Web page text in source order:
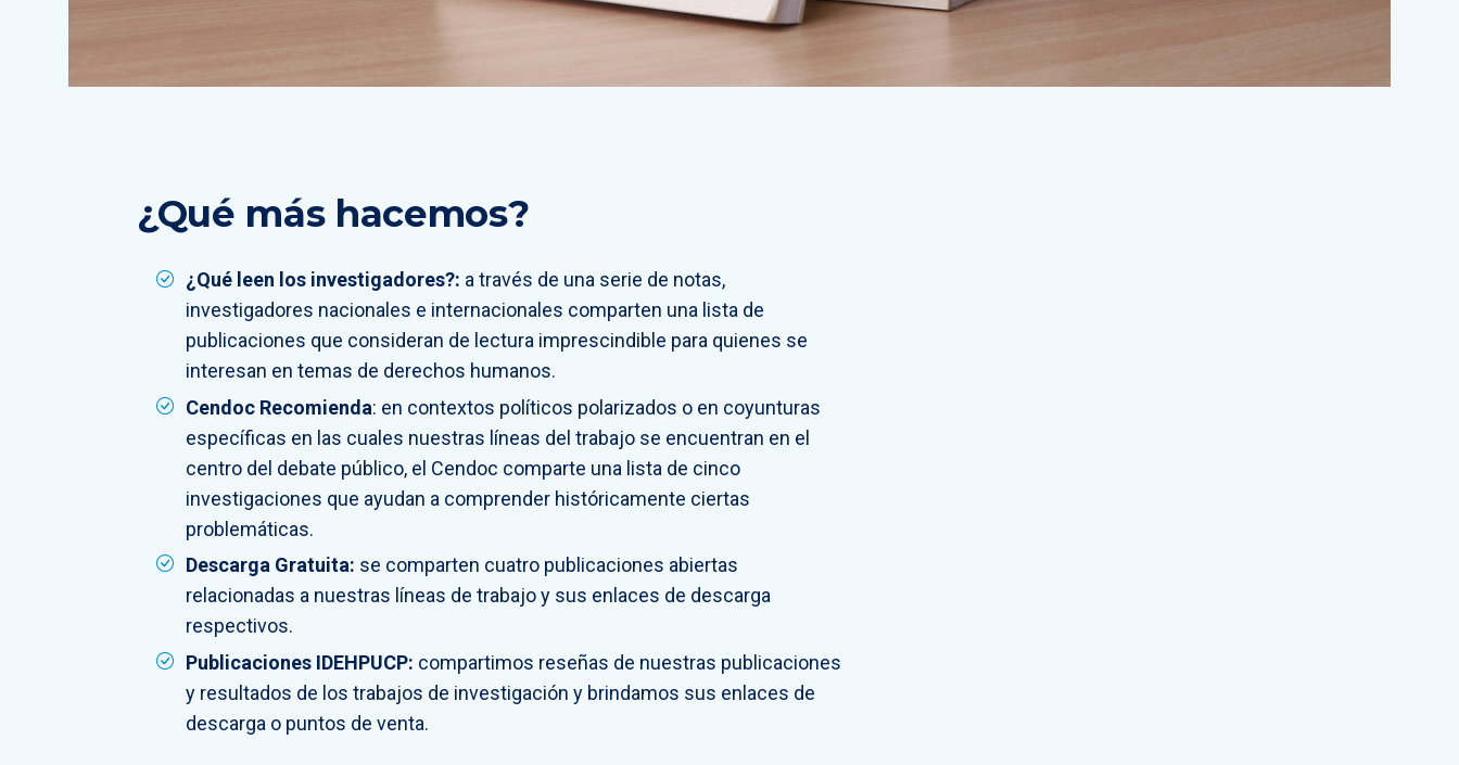
¿Qué más hacemos?
¿Qué leen los investigadores?: a través de una serie de notas,
investigadores nacionales e internacionales comparten una lista de
publicaciones que consideran de lectura imprescindible para quienes se
interesan en temas de derechos humanos.
Cendoc Recomienda: en contextos políticos polarizados o en coyunturas
específicas en las cuales nuestras líneas del trabajo se encuentran en el
centro del debate público, el Cendoc comparte una lista de cinco
investigaciones que ayudan a comprender históricamente ciertas
problemáticas.
Descarga Gratuita: se comparten cuatro publicaciones abiertas
relacionadas a nuestras líneas de trabajo y sus enlaces de descarga
respectivos.
Publicaciones IDEHPUCP: compartimos reseñas de nuestras publicaciones
y resultados de los trabajos de investigación y brindamos sus enlaces de
descarga o puntos de venta.